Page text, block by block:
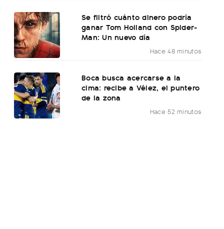
Se filtró cuánto dinero podría
ganar Tom Holland con Spider-
Man: Un nuevo día
Hace 48 minutos
Boca busca acercarse a la
cima: recibe a Vélez, el puntero
de la zona
Hace 52 minutos